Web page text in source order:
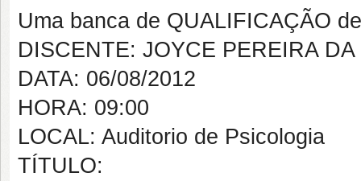
Uma banca de QUALIFICAÇÃO
DISCENTE: JOYCE PEREIRA DA
DATA: 06/08/2012
HORA: 09:00
LOCAL: Auditorio de Psicologia
TÍTULO: